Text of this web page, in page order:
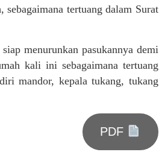
tertuang dalam Surat
menurunkan pasukannya demi
kali ini sebagaimana tertuang
mandor, kepala tukang, tukang
PDF